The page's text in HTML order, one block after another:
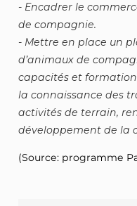
- Encadrer le
de compagnie.
- Mettre en place un
d’animaux de
capacités et
la connaissance des
activités de terrain,
développement de la
(Source: programme